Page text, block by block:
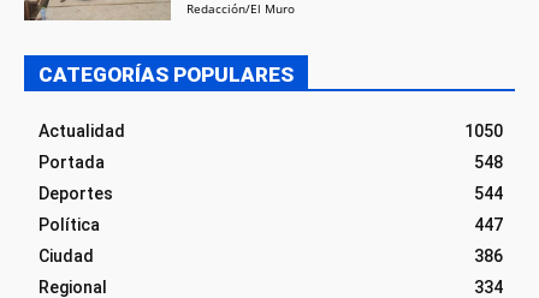
Redacción/El Muro
CATEGORÍAS POPULARES
Actualidad
1050
Portada
548
Deportes
544
Política
447
Ciudad
386
Regional
334